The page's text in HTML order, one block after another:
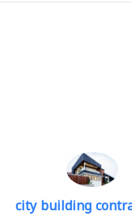
city building